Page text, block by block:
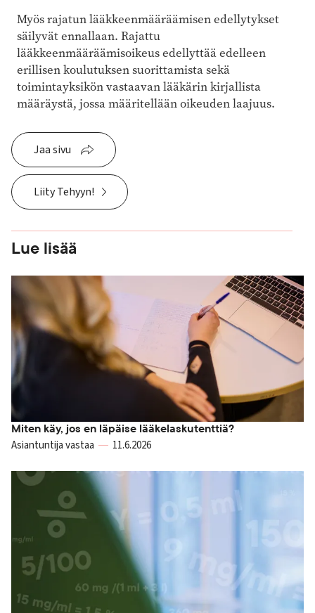
Myös rajatun lääkkeenmääräämisen edellytykset
säilyvät ennallaan. Rajattu
lääkkeenmääräämisoikeus edellyttää edelleen
erillisen koulutuksen suorittamista sekä
toimintayksikön vastaavan lääkärin kirjallista
määräystä, jossa määritellään oikeuden laajuus.
Jaa sivu
Liity Tehyyn!
Lue lisää
Miten käy, jos en läpäise lääkelaskutenttiä?
Asiantuntija vastaa 11.6.2026